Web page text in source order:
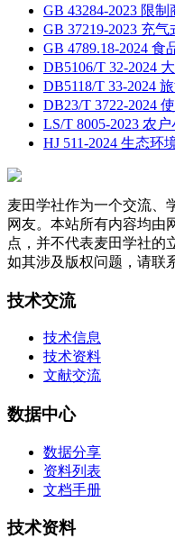
GB 43284-2023 限
GB 37219-2023 充
GB 4789.18-2024
DB5106/T 32-2024
DB5118/T 33-2024
DB23/T 3722-2024
LS/T 8005-2023 农
HJ 511-2024 生态环
麦田学社作为一个交流、
网友。本站所有内容均由
点，并不代表麦田学社的
如其涉及版权问题，请联
技术交流
技术信息
技术资料
文献交流
数据中心
数据分享
资料列表
文档手册
技术资料